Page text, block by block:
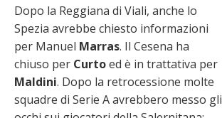
Dopo la Reggiana di Viali, anche lo
Spezia avrebbe chiesto informazioni
per Manuel Marras. Il Cesena ha
chiuso per Curtoed è in trattativa per
Maldini. Dopo la retrocessione molte
squadre di Serie A avrebbero messo gli